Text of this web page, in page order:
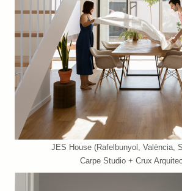
JES House (Rafelbunyol, València,
Carpe Studio + Crux